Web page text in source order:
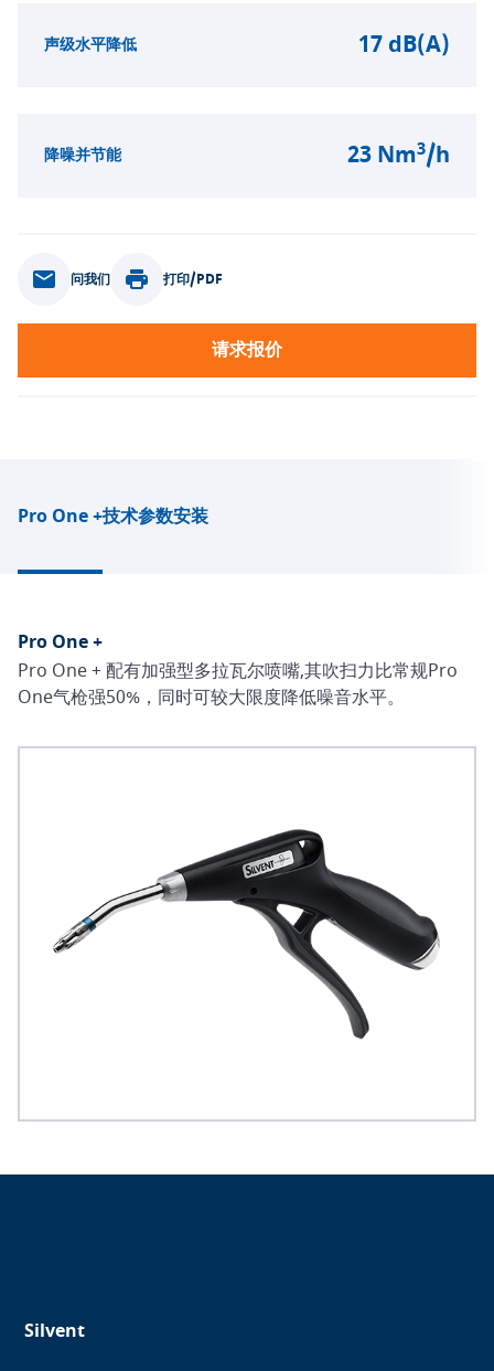
声级水平降低 17 dB(A)
降噪并节能 23 Nm3/h
问我们 打印/PDF
请求报价
Pro One +技术参数安装
Pro One +
Pro One + 配有加强型多拉瓦尔喷嘴,其吹扫力比常规Pro
One气枪强50%，同时可较大限度降低噪音水平。
Silvent